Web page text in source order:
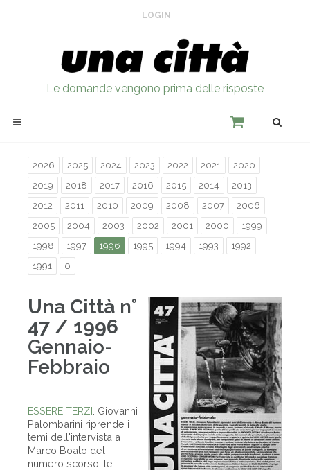
LOGIN
Le domande vengono prima delle risposte
2026 2025 2024 2023 2022 2021
2020
2019
2018 2017 2016 2015 2014
2013
2012
2011 2010 2009 2008 2007
2006
2005
2004 2003 2002 2001 2000
1999
1998
1997 1996 1995 1994 1993
1992
1991
0
Una Città n°
47 / 1996
Gennaio-
Febbraio
ESSERE TERZI . Giovanni
Palombarini riprende i
temi dell'intervista a
Marco Boato del
numero scorso: le